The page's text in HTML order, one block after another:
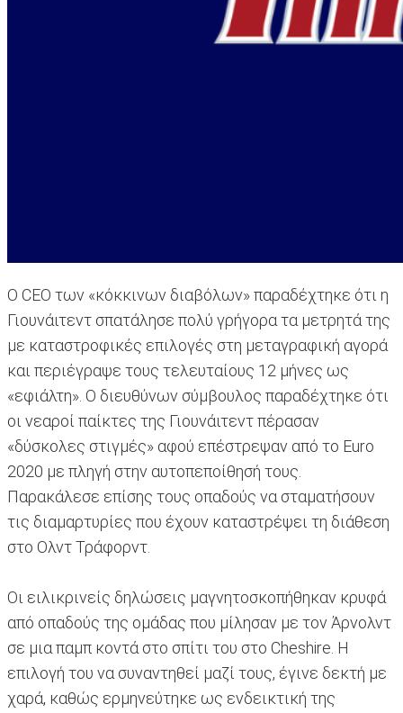
Ο CEO των «κόκκινων διαβόλων» παραδέχτηκε ότι η
Γιουνάιτεντ σπατάλησε πολύ γρήγορα τα μετρητά της
με καταστροφικές επιλογές στη μεταγραφική αγορά
και περιέγραψε τους τελευταίους 12 μήνες ως
«εφιάλτη». Ο διευθύνων σύμβουλος παραδέχτηκε ότι
οι νεαροί παίκτες της Γιουνάιτεντ πέρασαν
«δύσκολες στιγμές» αφού επέστρεψαν από το Euro
2020 με πληγή στην αυτοπεποίθησή τους.
Παρακάλεσε επίσης τους οπαδούς να σταματήσουν
τις διαμαρτυρίες που έχουν καταστρέψει τη διάθεση
στο Ολντ Τράφορντ.
Οι ειλικρινείς δηλώσεις μαγνητοσκοπήθηκαν κρυφά
από οπαδούς της ομάδας που μίλησαν με τον Άρνολντ
σε μια παμπ κοντά στο σπίτι του στο Cheshire. Η
επιλογή του να συναντηθεί μαζί τους, έγινε δεκτή με
χαρά, καθώς ερμηνεύτηκε ως ενδεικτική της